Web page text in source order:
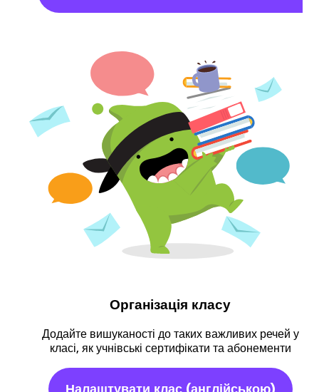
Організація класу
Додайте вишуканості до таких важливих речей у
класі, як учнівські сертифікати та абонементи